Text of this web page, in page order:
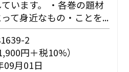
います。 ・各巻の題材
て身近なもの・ことを...
2
円＋税10%）
月01日